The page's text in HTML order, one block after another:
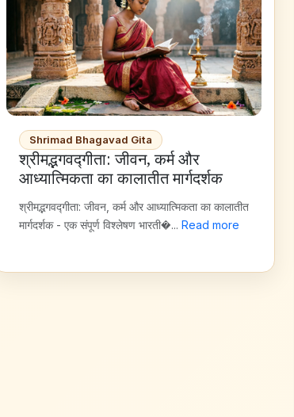
Shrimad Bhagavad Gita
श्रीमद्भगवद्गीता: जीवन, कर्म और
आध्यात्मिकता का कालातीत मार्गदर्शक
श्रीमद्भगवद्गीता: जीवन, कर्म और आध्यात्मिकता का कालातीत
मार्गदर्शक - एक संपूर्ण विश्लेषण भारती�... Read more